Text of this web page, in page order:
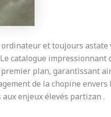
et toujours astate
catalogue impressionnant
plan, garantissant
de la chopine
enjeux élevés partizan .